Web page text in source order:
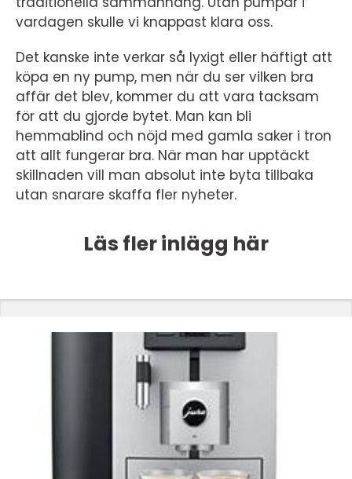
vardagen skulle vi knappast klara oss.
Det kanske inte verkar så lyxigt eller häftigt att
köpa en ny pump, men när du ser vilken bra
affär det blev, kommer du att vara tacksam
för att du gjorde bytet. Man kan bli
hemmablind och nöjd med gamla saker i tron
att allt fungerar bra. När man har upptäckt
skillnaden vill man absolut inte byta tillbaka
utan snarare skaffa fler nyheter.
Läs fler inlägg här